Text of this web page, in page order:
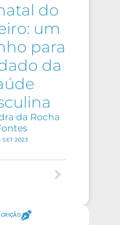
do
um
para
da
da Rocha
SET 2023